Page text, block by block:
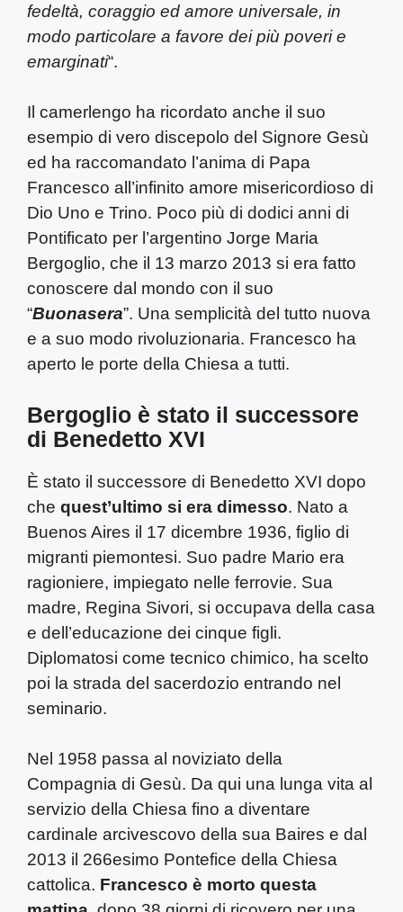
fedeltà, coraggio ed amore universale, in
modo particolare a favore dei più poveri e
emarginati“.
Il camerlengo ha ricordato anche il suo
esempio di vero discepolo del Signore Gesù
ed ha raccomandato l’anima di Papa
Francesco all’infinito amore misericordioso di
Dio Uno e Trino. Poco più di dodici anni di
Pontificato per l’argentino Jorge Maria
Bergoglio, che il 13 marzo 2013 si era fatto
conoscere dal mondo con il suo
“Buonasera”. Una semplicità del tutto nuova
e a suo modo rivoluzionaria. Francesco ha
aperto le porte della Chiesa a tutti.
Bergoglio è stato il successore
di Benedetto XVI
È stato il successore di Benedetto XVI dopo
che quest’ultimo si era dimesso. Nato a
Buenos Aires il 17 dicembre 1936, figlio di
migranti piemontesi. Suo padre Mario era
ragioniere, impiegato nelle ferrovie. Sua
madre, Regina Sivori, si occupava della casa
e dell’educazione dei cinque figli.
Diplomatosi come tecnico chimico, ha scelto
poi la strada del sacerdozio entrando nel
seminario.
Nel 1958 passa al noviziato della
Compagnia di Gesù. Da qui una lunga vita al
servizio della Chiesa fino a diventare
cardinale arcivescovo della sua Baires e dal
2013 il 266esimo Pontefice della Chiesa
cattolica. Francesco è morto questa